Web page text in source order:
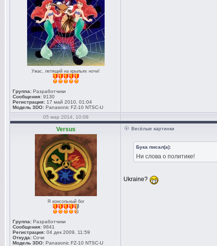
Ужас, летящий на крыльях ночи!
Группа: Разработчики
Сообщения: 9130
Регистрация: 17 май 2010, 01:04
Модель 3DO: Panasonic FZ-10 NTSC-U
05 мар 2014, 10:08
Versus
Я консольный бог
Группа: Разработчики
Сообщения: 9841
Регистрация: 04 дек 2009, 11:59
Откуда: Сочи
Модель 3DO: Panasonic FZ-10 NTSC-U
Весёлые картинки
Бука писал(а):
Ни слова о политике!
Ukraine?